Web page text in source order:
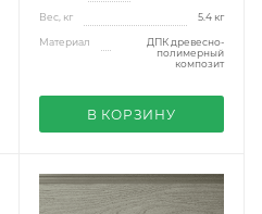
Вес, кг 5.4 кг
Материал
ДПК древесно-
полимерный
композит
В КОРЗИНУ